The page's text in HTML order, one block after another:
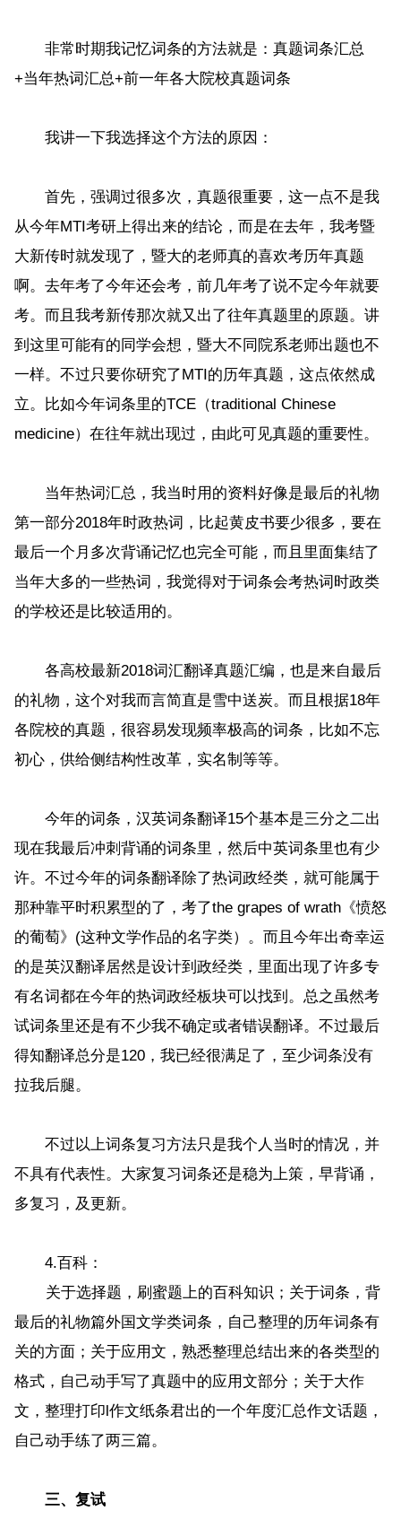
非常时期我记忆词条的方法就是：真题词条汇总
+当年热词汇总+前一年各大院校真题词条
我讲一下我选择这个方法的原因：
首先，强调过很多次，真题很重要，这一点不是我
从今年MTI考研上得出来的结论，而是在去年，我考暨
大新传时就发现了，暨大的老师真的喜欢考历年真题
啊。去年考了今年还会考，前几年考了说不定今年就要
考。而且我考新传那次就又出了往年真题里的原题。讲
到这里可能有的同学会想，暨大不同院系老师出题也不
一样。不过只要你研究了MTI的历年真题，这点依然成
立。比如今年词条里的TCE（traditional Chinese
medicine）在往年就出现过，由此可见真题的重要性。
当年热词汇总，我当时用的资料好像是最后的礼物
第一部分2018年时政热词，比起黄皮书要少很多，要在
最后一个月多次背诵记忆也完全可能，而且里面集结了
当年大多的一些热词，我觉得对于词条会考热词时政类
的学校还是比较适用的。
各高校最新2018词汇翻译真题汇编，也是来自最后
的礼物，这个对我而言简直是雪中送炭。而且根据18年
各院校的真题，很容易发现频率极高的词条，比如不忘
初心，供给侧结构性改革，实名制等等。
今年的词条，汉英词条翻译15个基本是三分之二出
现在我最后冲刺背诵的词条里，然后中英词条里也有少
许。不过今年的词条翻译除了热词政经类，就可能属于
那种靠平时积累型的了，考了the grapes of wrath《愤怒
的葡萄》(这种文学作品的名字类）。而且今年出奇幸运
的是英汉翻译居然是设计到政经类，里面出现了许多专
有名词都在今年的热词政经板块可以找到。总之虽然考
试词条里还是有不少我不确定或者错误翻译。不过最后
得知翻译总分是120，我已经很满足了，至少词条没有
拉我后腿。
不过以上词条复习方法只是我个人当时的情况，并
不具有代表性。大家复习词条还是稳为上策，早背诵，
多复习，及更新。
4.百科：
关于选择题，刷蜜题上的百科知识；关于词条，背
最后的礼物篇外国文学类词条，自己整理的历年词条有
关的方面；关于应用文，熟悉整理总结出来的各类型的
格式，自己动手写了真题中的应用文部分；关于大作
文，整理打印l作文纸条君出的一个年度汇总作文话题，
自己动手练了两三篇。
三、复试